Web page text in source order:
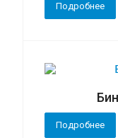
Подробнее
Подробнее